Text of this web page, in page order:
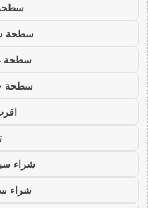
سطحة
سطحة
سطحة
شراء
شراء